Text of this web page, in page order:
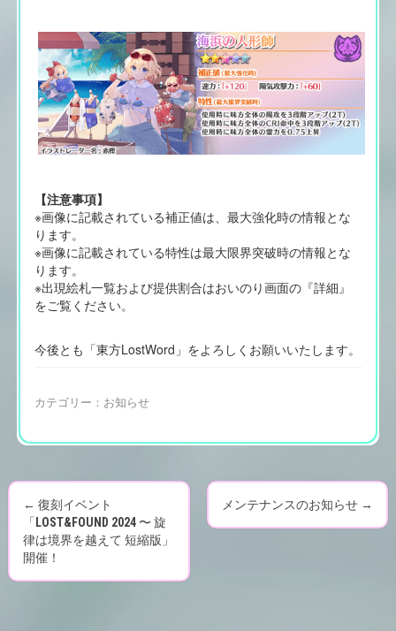
【注意事項】
※画像に記載されている補正値は、最大強化時の情報とな
ります。
※画像に記載されている特性は最大限界突破時の情報とな
ります。
※出現絵札一覧および提供割合はおいのり画面の『詳細』
をご覧ください。
今後とも「東方LostWord」をよろしくお願いいたします。
カテゴリー： お知らせ
P
o
← 復刻イベント
「LOST&FOUND 2024 〜 旋
律は境界を越えて 短縮版」
開催！
メンテナンスのお知らせ →